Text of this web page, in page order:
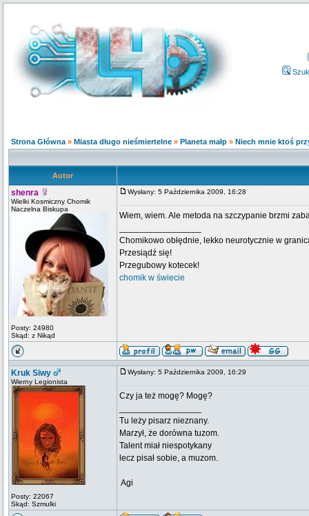
Strona Główna » Miasta długo nieśmiertelne » Planeta małp » Niech mnie ktoś
Autor
shenra
Wielki Kosmiczny Chomik
Naczelna Biskupa
Posty: 24980
Skąd: z Nikąd
Wysłany: 5 Października 2009, 16:28
Wiem, wiem. Ale metoda na szczypanie brzmi
Chomikowo obłędnie, lekko neurotycznie w
Przesiądź się!
Przegubowy kotecek!
chomik w świecie
Kruk Siwy
Wierny Legionista
Posty: 22067
Skąd: Szmulki
Wysłany: 5 Października 2009, 16:29
Czy ja też mogę? Mogę?
Tu leży pisarz nieznany.
Marzył, że dorówna tuzom.
Talent miał niespotykany
lecz pisał sobie, a muzom.
 Agi